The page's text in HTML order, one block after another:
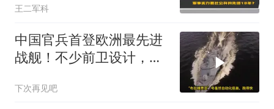
王二军科
中国官兵首登欧洲最先进
战舰！不少前卫设计，也
下次再见吧